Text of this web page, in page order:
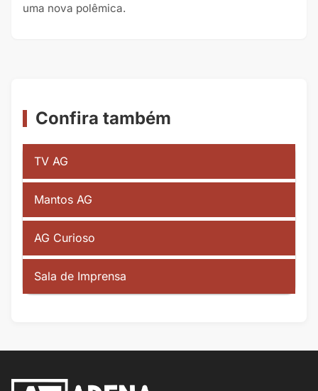
uma nova polêmica.
Confira também
TV AG
Mantos AG
AG Curioso
Sala de Imprensa